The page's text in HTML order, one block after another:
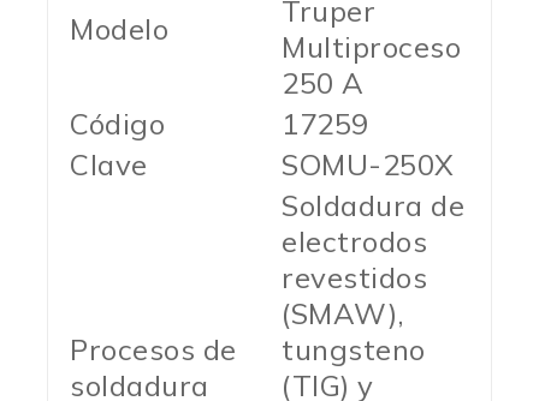
Modelo
Truper
Multiproceso
250 A
Código
17259
Clave
SOMU-250X
Procesos de
soldadura
Soldadura de
electrodos
revestidos
(SMAW),
tungsteno
(TIG) y